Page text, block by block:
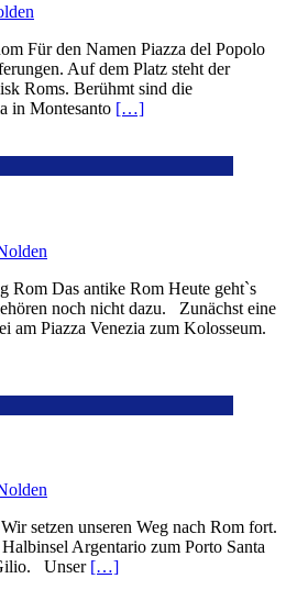
Für den Namen Piazza del Popolo
Auf dem Platz steht der
Roms. Berühmt sind die
in Montesanto […]
Rom Das antike Rom Heute geht`s
noch nicht dazu. Zunächst eine
am Piazza Venezia zum Kolosseum.
setzen unseren Weg nach Rom fort.
Argentario zum Porto Santa
Unser […]